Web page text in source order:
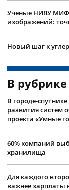
Учëные НИЯУ
изображений:
Новый шаг к
В рубрике
В городе-
развития систем
проекта «Умные
60% компаний
хранилища
Для каждого
важнее зарплаты